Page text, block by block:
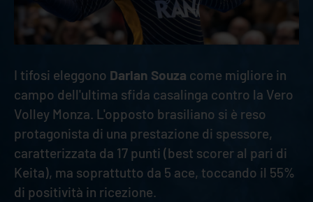
I tifosi eleggono Darlan Souza come migliore in
campo dell'ultima sfida casalinga contro la Vero
Volley Monza. L'opposto brasiliano si è reso
protagonista di una prestazione di spessore,
caratterizzata da 17 punti (best scorer al pari di
Keita), ma soprattutto da 5 ace, toccando il 55%
di positività in ricezione.